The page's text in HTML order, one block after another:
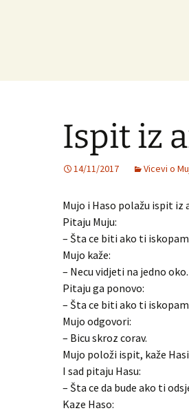
Ispit iz
14/11/2017 Vicevi o
Mujo i Haso polažu ispit iz
Pitaju Muju:
– Šta ce biti ako ti
Mujo kaže:
– Necu vidjeti na jedno oko.
Pitaju ga ponovo:
– Šta ce biti ako ti
Mujo odgovori:
– Bicu skroz corav.
Mujo položi ispit, kaže
I sad pitaju Hasu:
– Šta ce da bude ako ti
Kaze Haso: